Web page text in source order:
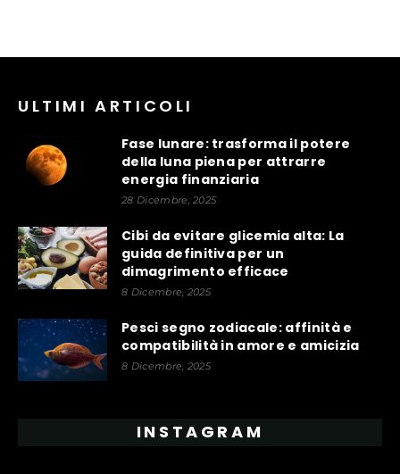
ULTIMI ARTICOLI
Fase lunare: trasforma il potere
della luna piena per attrarre
energia finanziaria
28 Dicembre, 2025
Cibi da evitare glicemia alta: La
guida definitiva per un
dimagrimento efficace
8 Dicembre, 2025
Pesci segno zodiacale: affinità e
compatibilità in amore e amicizia
8 Dicembre, 2025
INSTAGRAM